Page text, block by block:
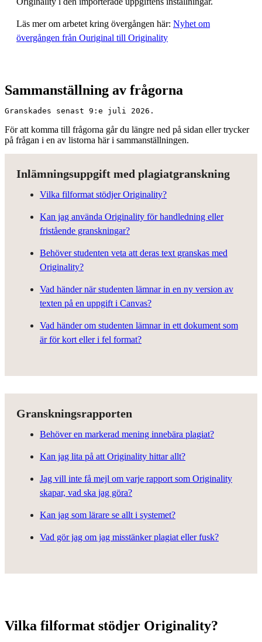
Läs mer om arbetet kring övergången här: Nyhet om
övergången från Ouriginal till Originality
Sammanställning av frågorna
Granskades senast 9:e juli 2026.
För att komma till frågorna går du längre ned på sidan eller trycker
på frågan i en av listorna här i sammanställningen.
Inlämningsuppgift med plagiatgranskning
Vilka filformat stödjer Originality?
Kan jag använda Originality för handledning eller
fristående granskningar?
Behöver studenten veta att deras text granskas med
Originality?
Vad händer när studenten lämnar in en ny version av
texten på en uppgift i Canvas?
Vad händer om studenten lämnar in ett dokument som
är för kort eller i fel format?
Granskningsrapporten
Behöver en markerad mening innebära plagiat?
Kan jag lita på att Originality hittar allt?
Jag vill inte få mejl om varje rapport som Originality
skapar, vad ska jag göra?
Kan jag som lärare se allt i systemet?
Vad gör jag om jag misstänker plagiat eller fusk?
Vilka filformat stödjer Originality?